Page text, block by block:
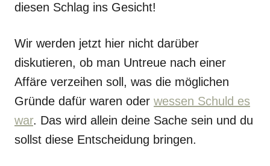
diesen Schlag ins Gesicht!
Wir werden jetzt hier nicht darüber
diskutieren, ob man Untreue nach einer
Affäre verzeihen soll, was die möglichen
Gründe dafür waren oder wessen Schuld es
war. Das wird allein deine Sache sein und du
sollst diese Entscheidung bringen.